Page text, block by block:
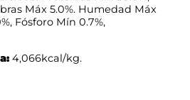
Máx 5.0%. Humedad Máx
Fósforo Mín 0.7%,
4,066kcal/kg.